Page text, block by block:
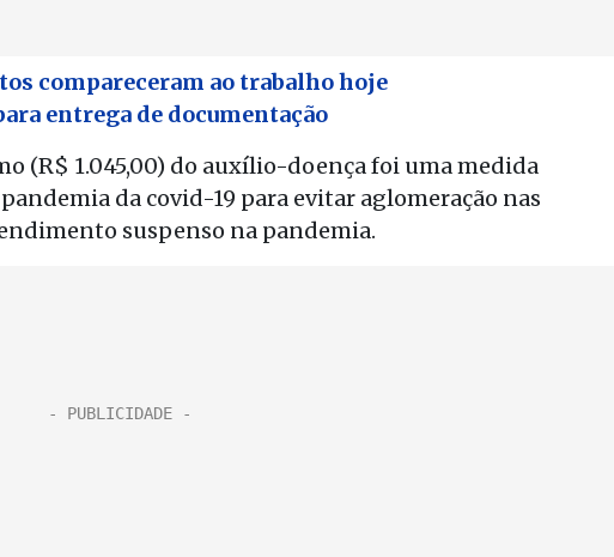
compareceram ao trabalho hoje
entrega de documentação
(R$ 1.045,00) do auxílio-doença foi uma medida
da covid-19 para evitar aglomeração nas
suspenso na pandemia.